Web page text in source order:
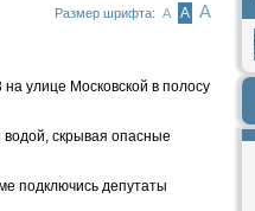
Размер шрифта: А А А
улице Московской в полосу
водой, скрывая опасные
подключись депутаты